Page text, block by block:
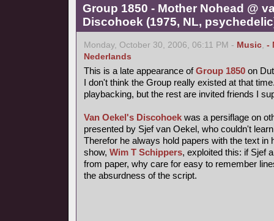
Group 1850 - Mother Nohead @
Discohoek (1975, NL,
Monday, October 30, 2006, 06:11 PM - Music, -
Nederlands
This is a late appearance ofGroup 1850on
I don't think the Group really existed at that
playbacking, but the rest are invited friends I
Van Oekel's Discohoekwas a persiflage on
presented by Sjef van Oekel, who couldn't
Therefor he always hold papers with the text in
show, Wim T Schippers, exploited this: if Sjef
from paper, why care for easy to remember
the absurdness of the script.